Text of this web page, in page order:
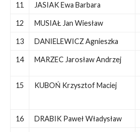
11 JASIAK Ewa Barbara
12 MUSIAŁ Jan Wiesław
13 DANIELEWICZ Agnieszka
14 MARZEC Jarosław Andrzej
15 KUBOŃ Krzysztof Maciej
16 DRABIK Paweł Władysław